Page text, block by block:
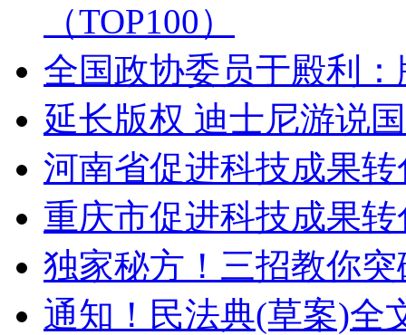
（TOP100）
全国政协委员于殿利
延长版权 迪士尼游说
河南省促进科技成果
重庆市促进科技成果
独家秘方！三招教你
通知！民法典(草案)全